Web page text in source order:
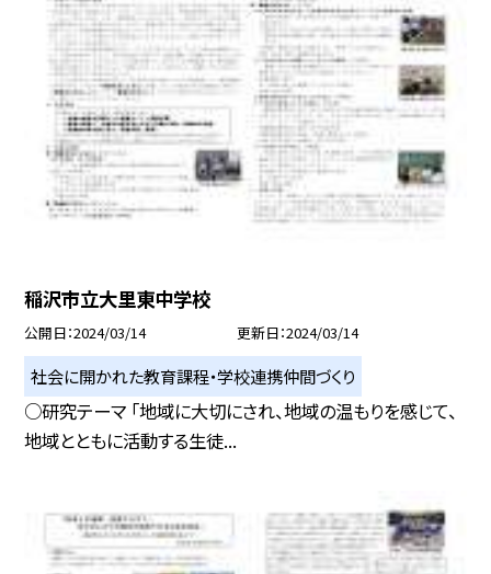
稲沢市立大里東中学校
公開日 2024/03/14 更新日 2024/03/14
社会に開かれた教育課程・学校連携仲間づくり
○研究テーマ 「地域に大切にされ、地域の温もりを感じて、
地域とともに活動する生徒...